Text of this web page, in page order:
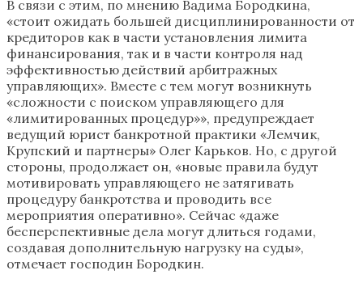
В связи с этим, по мнению Вадима Бородкина,
«стоит ожидать большей дисциплинированности от
кредиторов как в части установления лимита
финансирования, так и в части контроля над
эффективностью действий арбитражных
управляющих». Вместе с тем могут возникнуть
«сложности с поиском управляющего для
«лимитированных процедур»», предупреждает
ведущий юрист банкротной практики «Лемчик,
Крупский и партнеры» Олег Карьков. Но, с другой
стороны, продолжает он, «новые правила будут
мотивировать управляющего не затягивать
процедуру банкротства и проводить все
мероприятия оперативно». Сейчас «даже
бесперспективные дела могут длиться годами,
создавая дополнительную нагрузку на суды»,
отмечает господин Бородкин.